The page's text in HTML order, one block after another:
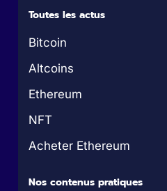
Toutes les actus
Bitcoin
Altcoins
Ethereum
NFT
Acheter Ethereum
Nos contenus pratiques